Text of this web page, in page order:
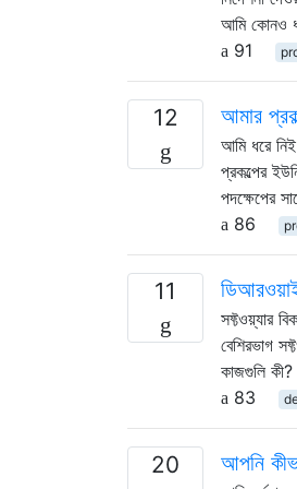
আমি কোনও
91
12 আমার
আমি ধরে
প্রকল্পের
পদক্ষেপের
86
11
সফ্টওয়্যার
বেশিরভাগ
কাজগুলি
83
20 আপনি